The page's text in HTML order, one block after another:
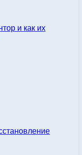
и как их